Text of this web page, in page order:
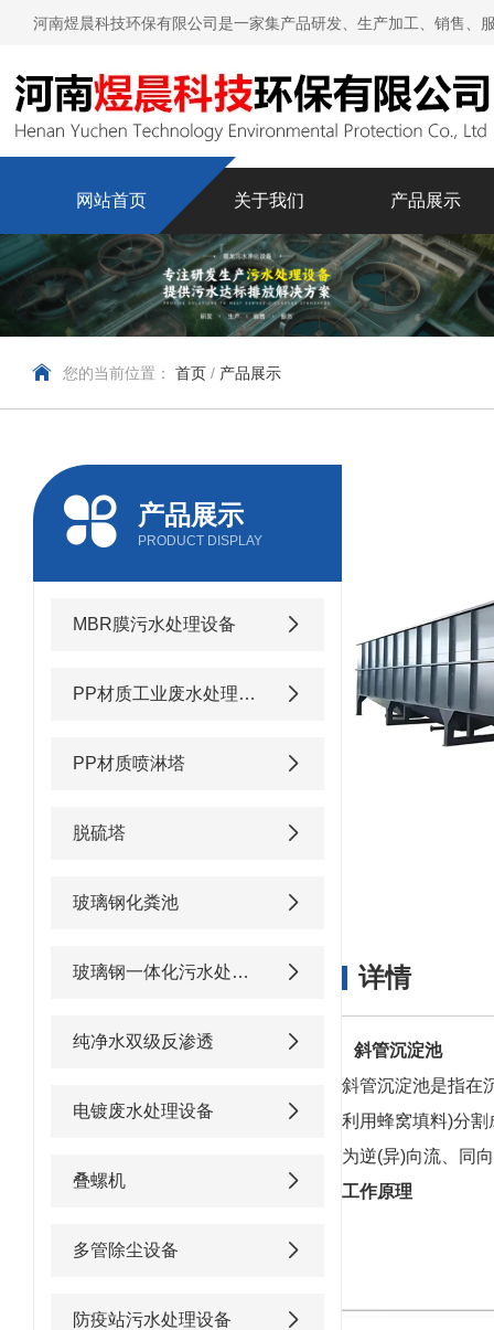
河南煜晨科技环保有限公司是一家集产品研发、生产加工、销售、
网站首页 关于我们 产品展示
您的当前位置： 首页 / 产品展示
产品展示
PRODUCT DISPLAY
MBR膜污水处理设备
PP材质工业废水处理设备
PP材质喷淋塔
脱硫塔
玻璃钢化粪池
玻璃钢一体化污水处理设备
纯净水双级反渗透
电镀废水处理设备
叠螺机
多管除尘设备
防疫站污水处理设备
详情
斜管沉淀池
斜管沉淀池是指在
利用蜂窝填料)分
为逆(异)向流、同
工作原理